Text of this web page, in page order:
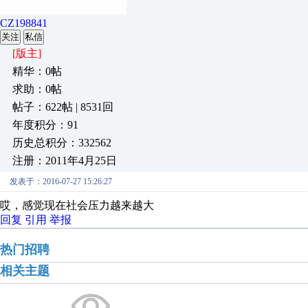
CZ198841
关注 私信
[版主]
精华：0帖
求助：0帖
帖子：622帖 | 8531回
年度积分：91
历史总积分：332562
注册：2011年4月25日
发表于：2016-07-27 15:26:27
哎，感觉现在社会压力越来越大
回复 引用 举报
热门招聘
相关主题